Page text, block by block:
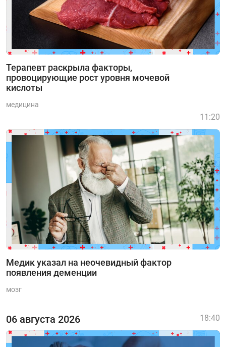
Терапевт раскрыла факторы,
провоцирующие рост уровня мочевой
кислоты
медицина
Медик указал на неочевидный фактор
появления деменции
11:20
мозг
06 августа 2026 18:40